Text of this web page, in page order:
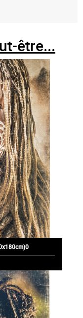
être...